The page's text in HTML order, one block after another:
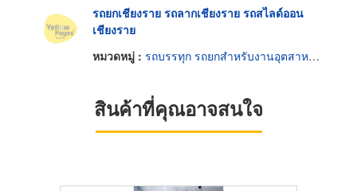
รถยกเชียงราย รถลากเชียงราย รถสไลด์ออน
เชียงราย
หมวดหมู่ : รถบรรทุก รถยกสำหรับงานอุตสาหกรรม
สินค้าที่คุณอาจสนใจ